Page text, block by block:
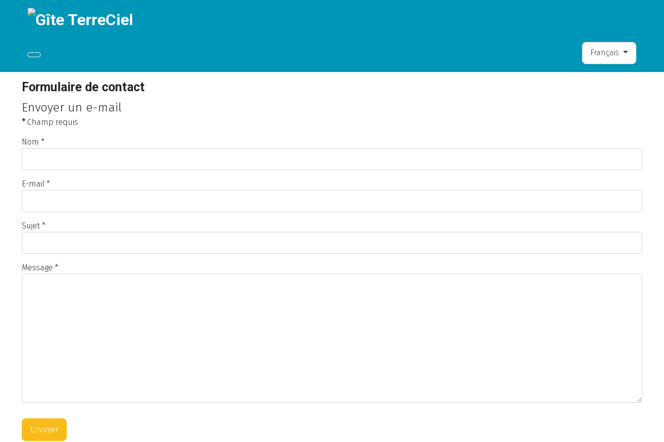
Sélectionnez votre
Français
Formulaire de contact
Envoyer un e-mail
*Champ requis
Nom *
E-mail *
Sujet *
Message *
Envoyer